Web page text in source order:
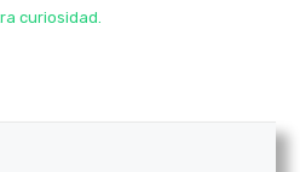
curiosidad.